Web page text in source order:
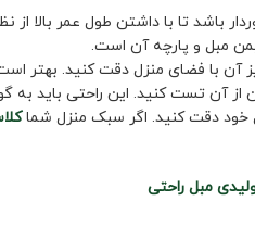
باشد تا با داشتن طول عمر بالا
مبل و پارچه آن است.
با فضای منزل دقت کنید. بهتر است
از آن تست کنید. این راحتی باید
خود دقت کنید. اگر سبک منزل شما
مبل راحتی